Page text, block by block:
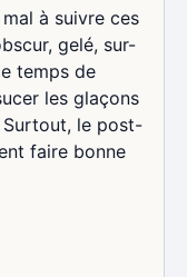
à suivre ces
gelé, sur-
temps de
les glaçons
le post-
faire bonne